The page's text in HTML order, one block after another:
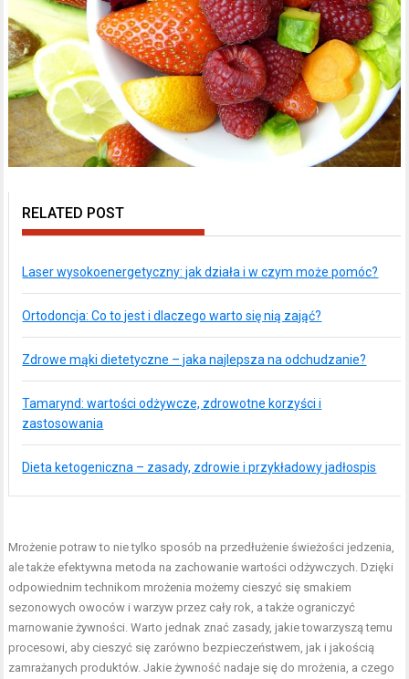
RELATED POST
Laser wysokoenergetyczny: jak działa i w czym może pomóc?
Ortodoncja: Co to jest i dlaczego warto się nią zająć?
Zdrowe mąki dietetyczne – jaka najlepsza na odchudzanie?
Tamarynd: wartości odżywcze, zdrowotne korzyści i
zastosowania
Dieta ketogeniczna – zasady, zdrowie i przykładowy jadłospis
Mrożenie potraw to nie tylko sposób na przedłużenie świeżości jedzenia,
ale także efektywna metoda na zachowanie wartości odżywczych. Dzięki
odpowiednim technikom mrożenia możemy cieszyć się smakiem
sezonowych owoców i warzyw przez cały rok, a także ograniczyć
marnowanie żywności. Warto jednak znać zasady, jakie towarzyszą temu
procesowi, aby cieszyć się zarówno bezpieczeństwem, jak i jakością
zamrażanych produktów. Jakie żywność nadaje się do mrożenia, a czego